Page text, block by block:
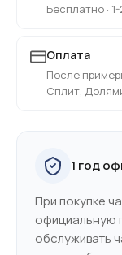
Бесплатно ·
Оплата
После
Сплит,
1 год
При покупке
официальную
обслуживать